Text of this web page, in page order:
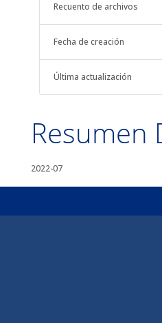
Recuento de archivos
Fecha de creación
Última actualización
Resumen
2022-07